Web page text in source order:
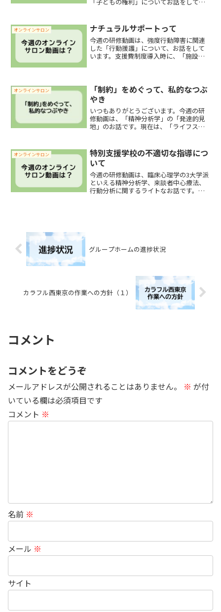
「子どもの権利」についてお話をしてい
いますが、以前は、子どもの人権はない
も同然の時代もありました...
オンラインサロン ナチュラルサポートって
今週の研修動画は、強度行動障害に関連
した「行動援護」について、お話をして
います。支援費制度導入時に、「施設」
サービスが「行動援護」で...
オンラインサロン
「制約」をめぐって、私的なつぶ
やき
いつもありがとうございます。今週の研
修動画は、「精神分析学」の「発達的見
地」のお話です。現在は、「ライフステ
すが、幼少期の体験を重視したフロイト
の発想から広まったと言っ...
オンラインサロン
特別支援学校の不適切な指導につ
いて
今週の研修動画は、臨床心理学の3大学派
といえる精神分析学、来談者中心療法、
行動分析に関するライトなお話です。フ
グループホームの進捗状況
カラフル西東京の作業への方針（１）
コメント
コメントをどうぞ
メールアドレスが公開されることはありません。 ※ が付
いている欄は必須項目です
コメント ※
名前 ※
メール ※
サイト